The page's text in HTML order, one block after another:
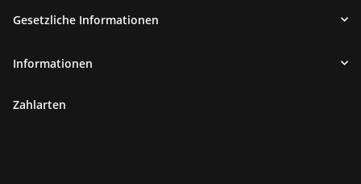
Gesetzliche Informationen
Informationen
Zahlarten